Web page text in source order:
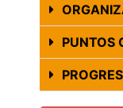
PUNTOS